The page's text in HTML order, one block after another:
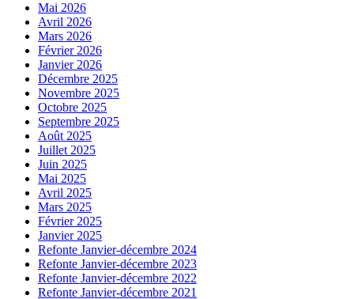
Mai 2026
Avril 2026
Mars 2026
Février 2026
Janvier 2026
Décembre 2025
Novembre 2025
Octobre 2025
Septembre 2025
Août 2025
Juillet 2025
Juin 2025
Mai 2025
Avril 2025
Mars 2025
Février 2025
Janvier 2025
Refonte Janvier-décembre 2024
Refonte Janvier-décembre 2023
Refonte Janvier-décembre 2022
Refonte Janvier-décembre 2021